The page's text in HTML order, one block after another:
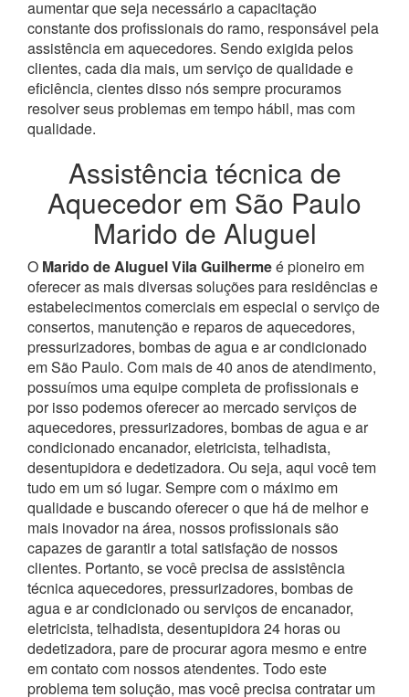
aumentar que seja necessário a capacitação
constante dos profissionais do ramo, responsável pela
assistência em aquecedores. Sendo exigida pelos
clientes, cada dia mais, um serviço de qualidade e
eficiência, cientes disso nós sempre procuramos
resolver seus problemas em tempo hábil, mas com
qualidade.
Assistência técnica de
Aquecedor em São Paulo
Marido de Aluguel
O Marido de Aluguel Vila Guilhermeé pioneiro em
oferecer as mais diversas soluções para residências e
estabelecimentos comerciais em especial o serviço de
consertos, manutenção e reparos de aquecedores,
pressurizadores, bombas de agua e ar condicionado
em São Paulo. Com mais de 40 anos de atendimento,
possuímos uma equipe completa de profissionais e
por isso podemos oferecer ao mercado serviços de
aquecedores, pressurizadores, bombas de agua e ar
condicionado encanador, eletricista, telhadista,
desentupidora e dedetizadora. Ou seja, aqui você tem
tudo em um só lugar. Sempre com o máximo em
qualidade e buscando oferecer o que há de melhor e
mais inovador na área, nossos profissionais são
capazes de garantir a total satisfação de nossos
clientes. Portanto, se você precisa de assistência
técnica aquecedores, pressurizadores, bombas de
agua e ar condicionado ou serviços de encanador,
eletricista, telhadista, desentupidora 24 horas ou
dedetizadora, pare de procurar agora mesmo e entre
em contato com nossos atendentes. Todo este
problema tem solução, mas você precisa contratar um